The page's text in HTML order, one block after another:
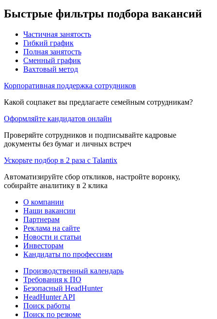
Быстрые фильтры подбора вакансий
Частичная занятость
Гибкий график
Полная занятость
Сменный график
Вахтовый метод
Корпоративная поддержка сотрудников
Какой соцпакет вы предлагаете семейным сотрудникам?
Оформляйте кандидатов онлайн
Проверяйте сотрудников и подписывайте кадровые
документы без бумаг и личных встреч
Ускорьте подбор в 2 раза с Talantix
Автоматизируйте сбор откликов, настройте воронку,
собирайте аналитику в 2 клика
О компании
Наши вакансии
Партнерам
Реклама на сайте
Новости и статьи
Инвесторам
Кандидаты по профессиям
Производственный календарь
Требования к ПО
Безопасный HeadHunter
HeadHunter API
Поиск работы
Поиск по резюме